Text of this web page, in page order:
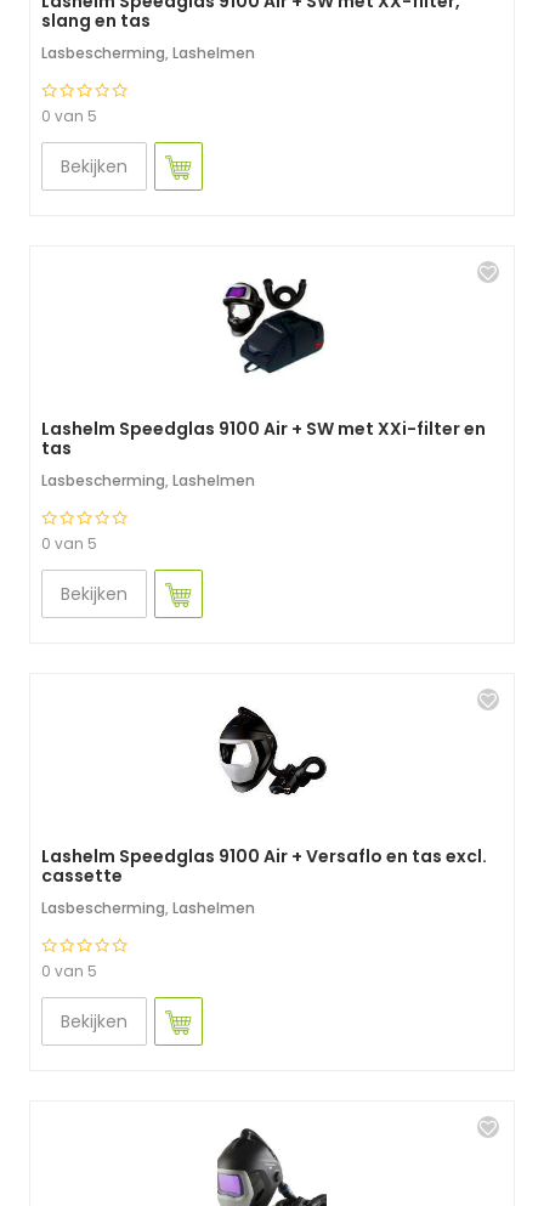
slang en tas
Lasbescherming, Lashelmen
0 van 5
Bekijken
Lashelm Speedglas 9100 Air + SW met XXi-filter en
tas
Lasbescherming, Lashelmen
0 van 5
Bekijken
Lashelm Speedglas 9100 Air + Versaflo en tas excl.
cassette
Lasbescherming, Lashelmen
0 van 5
Bekijken